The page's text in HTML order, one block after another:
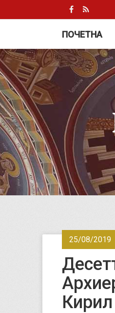
ПОЧЕТНА
25/08/2019